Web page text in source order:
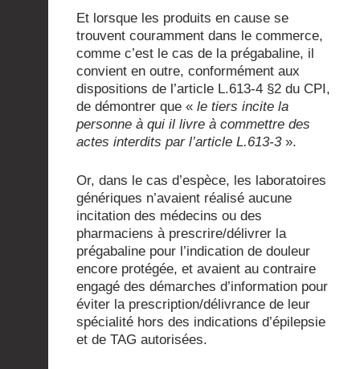
Et lorsque les produits en cause se
trouvent couramment dans le commerce,
comme c’est le cas de la prégabaline, il
convient en outre, conformément aux
dispositions de l’article L.613-4 §2 du CPI,
de démontrer que « le tiers incite la
personne à qui il livre à commettre des
actes interdits par l’article L.613-3».
Or, dans le cas d’espèce, les laboratoires
génériques n’avaient réalisé aucune
incitation des médecins ou des
pharmaciens à prescrire/délivrer la
prégabaline pour l’indication de douleur
encore protégée, et avaient au contraire
engagé des démarches d’information pour
éviter la prescription/délivrance de leur
spécialité hors des indications d’épilepsie
et de TAG autorisées.